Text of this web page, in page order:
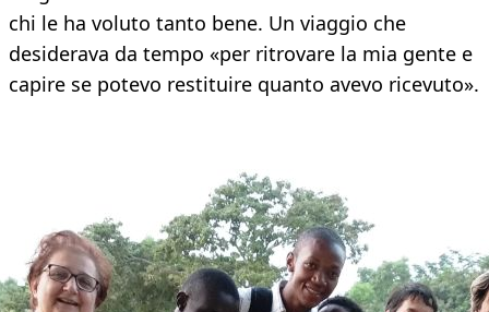
chi le ha voluto tanto bene. Un viaggio che
desiderava da tempo «per ritrovare la mia gente e
capire se potevo restituire quanto avevo ricevuto».